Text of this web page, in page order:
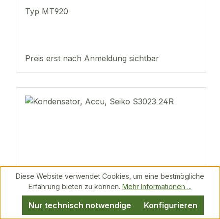
Typ MT920
Preis erst nach Anmeldung sichtbar
Kondensator, Accu, Seiko S3023 24R
Diese Website verwendet Cookies, um eine bestmögliche
Erfahrung bieten zu können. Mehr Informationen ...
Nur technisch notwendige Konfigurieren